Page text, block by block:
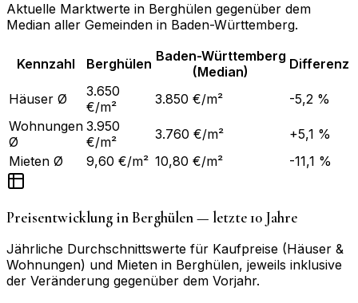
Aktuelle Marktwerte in Berghülen gegenüber dem
Median aller Gemeinden in Baden-Württemberg.
Kennzahl Berghülen Baden-Württemberg
(Median)
Differenz
Häuser Ø
3.650
€/m²
3.850 €/m²
-5,2 %
Wohnungen
Ø
3.950
€/m²
3.760 €/m²
+5,1 %
Mieten Ø
9,60 €/m² 10,80 €/m² -11,1 %
Preisentwicklung inBerghülen— letzte 10 Jahre
Jährliche Durchschnittswerte für Kaufpreise (Häuser &
Wohnungen) und Mieten in Berghülen, jeweils inklusive
der Veränderung gegenüber dem Vorjahr.